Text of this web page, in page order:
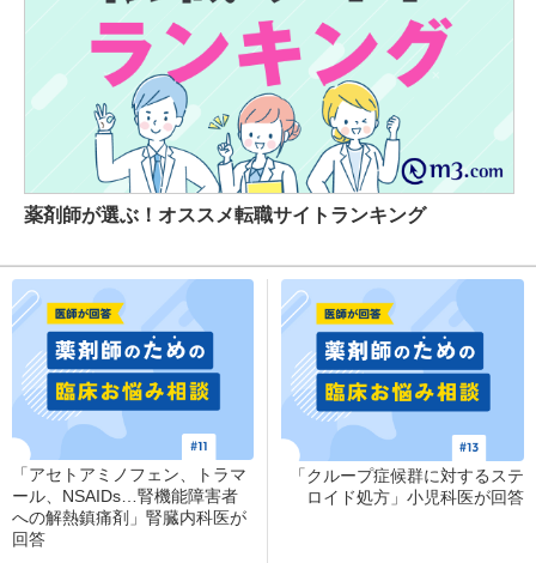
薬剤師が選ぶ！オススメ転職サイトランキング
「アセトアミノフェン、トラマ
ール、NSAIDs…腎機能障害者
への解熱鎮痛剤」腎臓内科医が
回答
「クループ症候群に対するステ
ロイド処方」小児科医が回答